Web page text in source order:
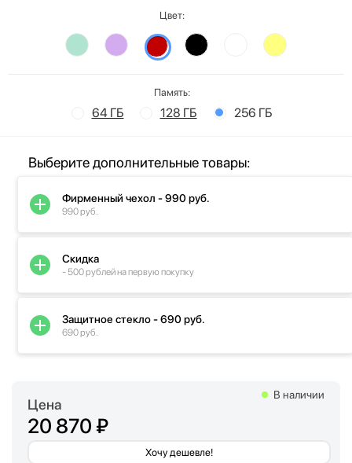
Цвет:
Память:
64 ГБ 128 ГБ 256 ГБ
Цена
20 870 ₽
Хочу дешевле!
В наличии
Выберите дополнительные товары:
Фирменный чехол - 990 руб.
990 руб.
Скидка
- 500 рублей на первую покупку
Защитное стекло - 690 руб.
690 руб.